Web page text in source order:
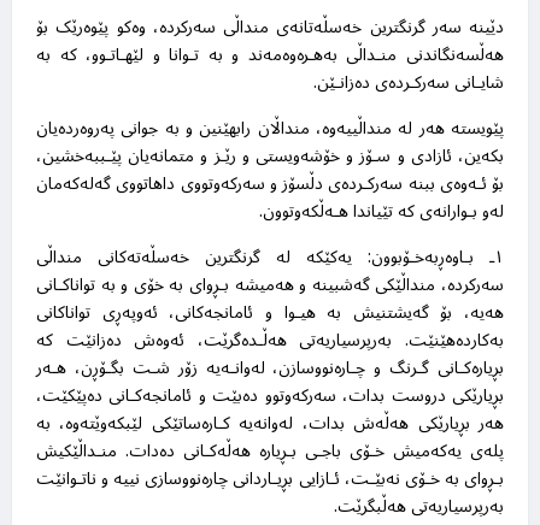
دێینە سەر گرنگترین خەسڵەتانەی منداڵی سەرکردە، وەکو پێوەرێک بۆ
هەڵسەنگاندنی منـداڵی بەهـرەوەمەند و بە تـوانا و لێهـاتـوو، کە بە
شایـانی سەرکـردەی دەزانـێن.
پێویستە هەر لە منداڵییەوە، منداڵان رابهێنین و بە جوانی پەروەردەیان
بکەین، ئازادی و سـۆز و خۆشەویستی و رێـز و متمانەیان پێـببەخشین،
بۆ ئـەوەی ببنە سەرکـردەی دڵسۆز و سەرکەوتووی داهاتووی گەلەکەمان
لەو بـوارانەی کە تێیاندا هـەڵکەوتوون.
١ـ بـاوەڕبەخـۆبوون: یەکێکە لە گرنگترین خەسڵەتەکانی منداڵی
سەرکردە، منداڵێکی گەشبینە و هەمیشە بـڕوای بە خۆی و بە تواناکـانی
هەیە، بۆ گەیشتنیش بە هیـوا و ئامانجەکانی، ئەوپەڕی تواناکانی
بەکاردەهێنێت. بەرپرسیاریەتی هەڵـدەگرێت، ئەوەش دەزانێت کە
بڕیارەکـانی گـرنگ و چـارەنووسازن، لەوانـەیە زۆر شـت بگـۆڕن، هـەر
بڕیارێکی دروست بدات، سەرکەوتوو دەبێت و ئامانجەکـانی دەپێکێت،
هەر بڕیارێکی هەڵەش بدات، لەوانەیە کـارەساتێکی لێبکەوێتەوە، بە
پلەی یەکەمیش خـۆی باجـی بـڕیارە هەڵەکـانی دەدات. منـداڵێکیش
بـڕوای بە خـۆی نەبێـت، ئـازایی بڕیـاردانی چارەنووسازی نییە و ناتـوانێت
بەرپرسیاریەتی هەڵبگرێت.